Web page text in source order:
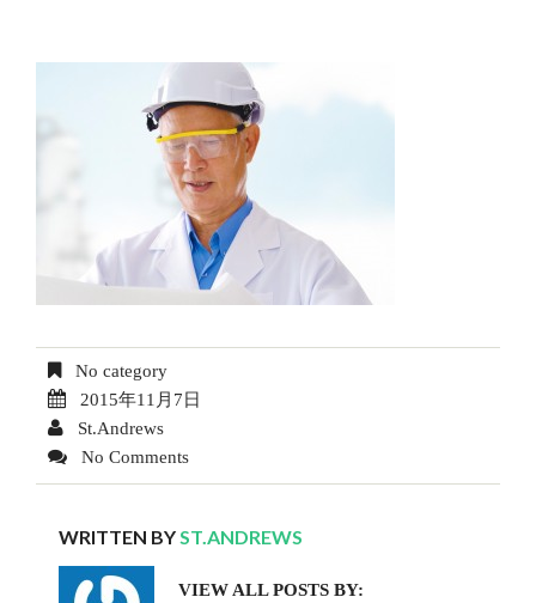
No category
2015年11月7日
St.Andrews
No Comments
WRITTEN BYST.ANDREWS
VIEW ALL POSTS BY: